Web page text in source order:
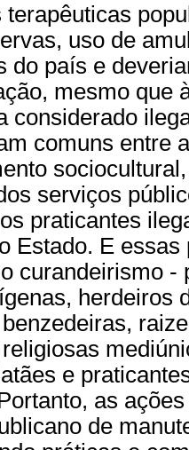
terapêuticas
uso de
do país e
mesmo que
considerado
comuns entre
serviços
praticantes
Estado. E
curandeirismo
herdeiros
e
as
de